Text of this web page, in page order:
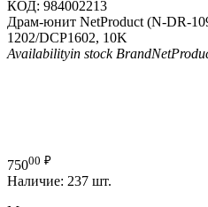
КОД: 984002213
Драм-юнит NetProduct (N-DR-
1202/DCP1602, 10K
Availabilityin stock Brand
75000 ₽
Наличие: 237 шт.